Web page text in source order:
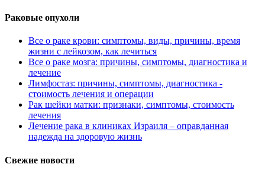
Раковые опухоли
Все о раке крови: симптомы, виды, причины, время
жизни с лейкозом, как лечиться
Все о раке мозга: причины, симптомы, диагностика и
лечение
Лимфостаз: причины, симптомы, диагностика -
стоимость лечения и операции
Рак шейки матки: признаки, симптомы, стоимость
лечения
Лечение рака в клиниках Израиля – оправданная
надежда на здоровую жизнь
Свежие новости